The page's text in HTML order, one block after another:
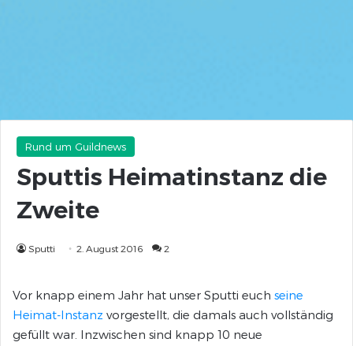
Rund um Guildnews
Sputtis Heimatinstanz die
Zweite
Sputti 2. August 2016 2
Vor knapp einem Jahr hat unser Sputti euch seine
Heimat-Instanz vorgestellt, die damals auch vollständig
gefüllt war. Inzwischen sind knapp 10 neue